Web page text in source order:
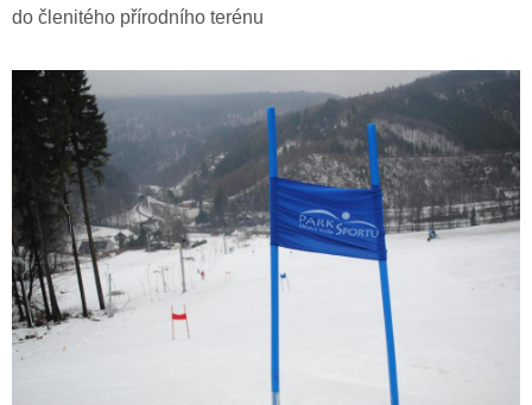
do členitého přírodního terénu